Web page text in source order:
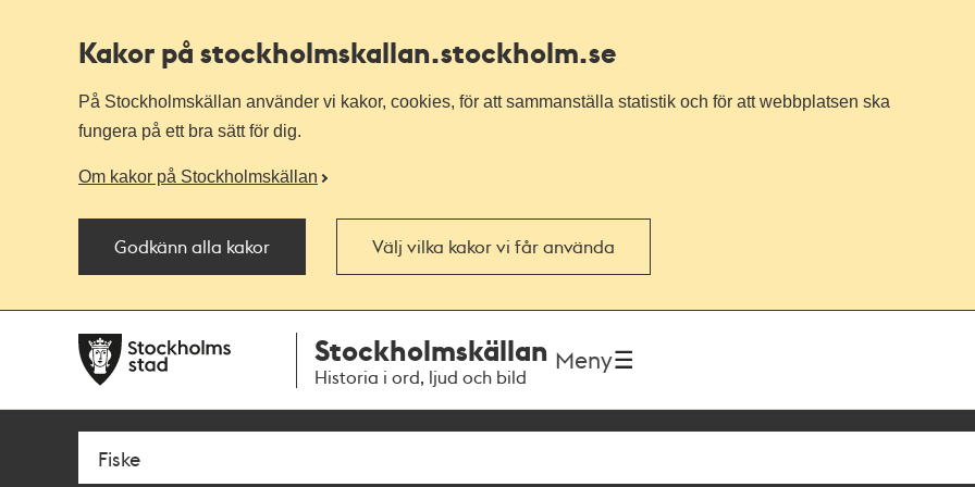
Kakor på stockholmskallan.stockholm.se
På Stockholmskällan använder vi kakor, cookies, för att sammanställa statistik och för att webbplatsen ska
fungera på ett bra sätt för dig.
Om kakor på Stockholmskällan
Godkänn alla kakor Välj vilka kakor vi får använda
navigationen
huvudinnehållet
Stockholmskällan
Historia i ord, ljud och bild
Meny
Sök